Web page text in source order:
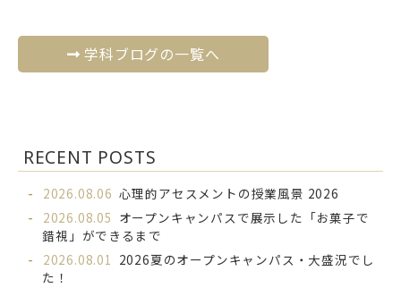
学科ブログの一覧へ
RECENT POSTS
2026.08.06 心理的アセスメントの授業風景 2026
2026.08.05 オープンキャンパスで展示した「お菓子で
錯視」ができるまで
2026.08.01
2026夏のオープンキャンパス・大盛況でし
た！